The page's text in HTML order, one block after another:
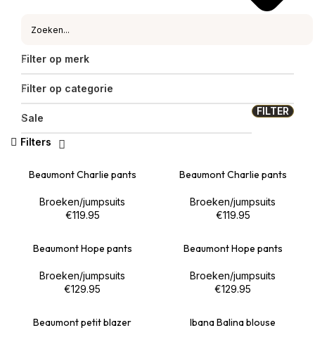
Filter op merk
Filter op categorie
Sale
FILTER
Filters
Beaumont Charlie pants
Broeken/jumpsuits
€119.95
Beaumont Charlie pants
Broeken/jumpsuits
€119.95
Beaumont Hope pants
Broeken/jumpsuits
€129.95
Beaumont Hope pants
Broeken/jumpsuits
€129.95
Beaumont petit blazer Ibana Balina blouse